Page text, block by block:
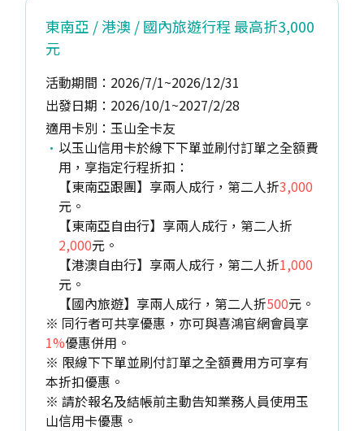
東南亞 / 港澳 / 國內旅遊行程 最高折3,000
元
活動期間：2026/7/1~2026/12/31
出發日期：2026/10/1~2027/2/28
適用卡別：玉山全卡友
以玉山信用卡於線下下單並刷付訂單之全額費
用，享指定行程折扣：
【東南亞跟團】享兩人成行，第二人折3,000
元。
【東南亞自由行】享兩人成行，第二人折
2,000元。
【港澳自由行】享兩人成行，第二人折1,000
元。
【國內旅遊】享兩人成行，第二人折500元。
※ 同行者可共享優惠，亦可與喜鴻官網會員享
1%優惠併用。
※ 限線下下單並刷付訂單之全額費用方可享有
本折扣優惠。
※ 請於報名及結帳前主動告知業務人員使用玉
山信用卡優惠。